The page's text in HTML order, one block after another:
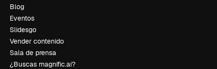
Blog
Eventos
Slidesgo
Vender contenido
Sala de prensa
¿Buscas magnific.ai?